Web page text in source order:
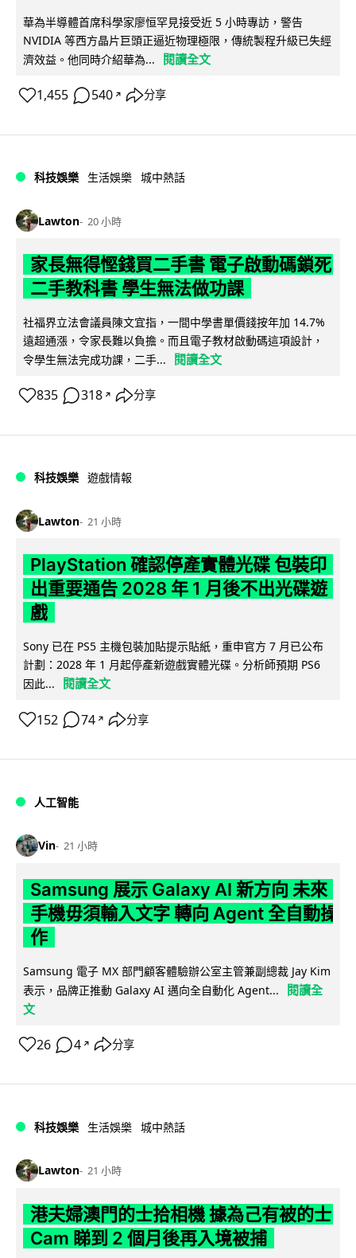
華為半導體首席科學家廖恒罕見接受近 5 小時專訪，警告
NVIDIA 等西方晶片巨頭正逼近物理極限，傳統製程升級已失經
濟效益。他同時介紹華為...
閱讀全文
1,455 540 ↗ 分享
科技娛樂 生活娛樂 城中熱話
Lawton 20 小時
家長無得慳錢買二手書 電子啟動碼鎖死
二手教科書 學生無法做功課
社福界立法會議員陳文宜指，一間中學書單價錢按年加 14.7%
遠超通漲，令家長難以負擔。而且電子教材啟動碼這項設計，
令學生無法完成功課，二手...
閱讀全文
835 318 ↗ 分享
科技娛樂 遊戲情報
Lawton 21 小時
PlayStation 確認停產實體光碟 包裝印
出重要通告 2028 年 1 月後不出光碟遊
戲
Sony 已在 PS5 主機包裝加貼提示貼紙，重申官方 7 月已公布
計劃：2028 年 1 月起停產新遊戲實體光碟。分析師預期 PS6
因此...
閱讀全文
152 74 ↗ 分享
人工智能
Vin 21 小時
Samsung 展示 Galaxy AI 新方向 未來
手機毋須輸入文字 轉向 Agent 全自動操
作
Samsung 電子 MX 部門顧客體驗辦公室主管兼副總裁 Jay Kim
表示，品牌正推動 Galaxy AI 邁向全自動化 Agent...
閱讀全
文
26 4 ↗ 分享
科技娛樂 生活娛樂 城中熱話
Lawton 21 小時
港夫婦澳門的士拾相機 據為己有被的士
Cam 睇到 2 個月後再入境被捕